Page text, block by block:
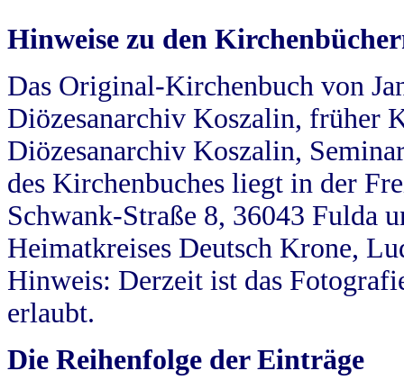
Hinweise zu den
Das Original-Kirchenbuch von
Diözesanarchiv Koszalin, früher
Diözesanarchiv Koszalin,
des Kirchenbuches liegt in der
Schwank-Straße 8, 36043 Fulda
Heimatkreises Deutsch Krone,
Hinweis: Derzeit ist das
erlaubt.
Die Reihenfolge der Einträge